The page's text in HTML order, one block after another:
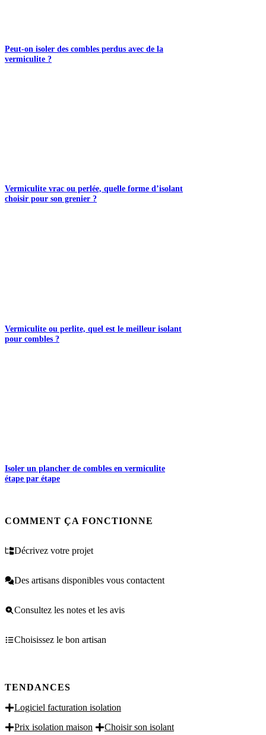
Peut-on isoler des combles perdus avec de la
vermiculite ?
Vermiculite vrac ou perlée, quelle forme d’isolant
choisir pour son grenier ?
Vermiculite ou perlite, quel est le meilleur isolant
pour combles ?
Isoler un plancher de combles en vermiculite
étape par étape
COMMENT ÇA FONCTIONNE
Décrivez votre projet
Des artisans disponibles vous contactent
Consultez les notes et les avis
Choisissez le bon artisan
TENDANCES
Logiciel facturation isolation
Prix isolation maison
Choisir son isolant